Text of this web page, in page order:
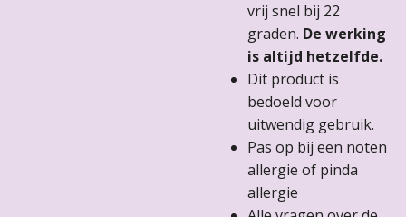
vrij snel bij 22
graden. De werking
is altijd hetzelfde.
Dit product is
bedoeld voor
uitwendig gebruik.
Pas op bij een noten
allergie of pinda
allergie